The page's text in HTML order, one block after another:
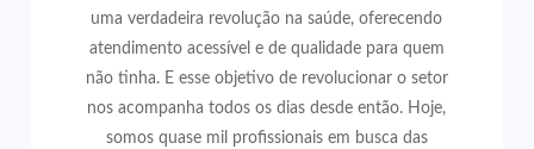
uma verdadeira revolução na saúde, oferecendo
atendimento acessível e de qualidade para quem
não tinha. E esse objetivo de revolucionar o setor
nos acompanha todos os dias desde então. Hoje,
somos quase mil profissionais em busca das